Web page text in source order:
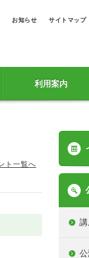
お知らせ サイトマップ
利用案内
ト一覧へ